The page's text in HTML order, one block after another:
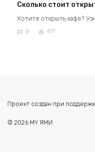
Сколько стоит
Хотите открыть кафе?
0 477
Проект создан при
© 2026 MY ЯМИ